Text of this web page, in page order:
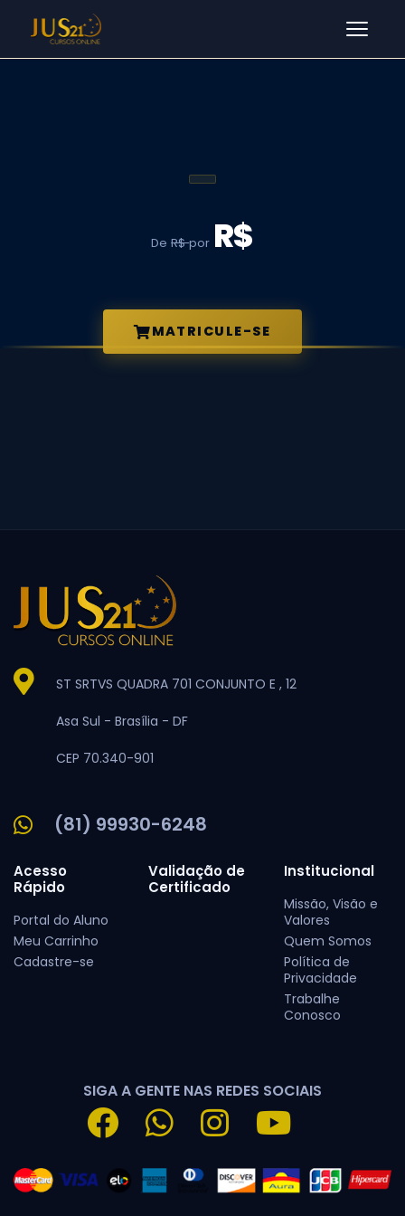
DeR$por R$
MATRICULE-SE
ST SRTVS QUADRA 701 CONJUNTO E , 12
Asa Sul - Brasília - DF
CEP 70.340-901
(81) 99930-6248
Acesso
Rápido
Portal do Aluno
Meu Carrinho
Cadastre-se
Validação de
Certificado
Institucional
Missão, Visão e
Valores
Quem Somos
Política de
Privacidade
Trabalhe
Conosco
SIGA A GENTE NAS REDES SOCIAIS